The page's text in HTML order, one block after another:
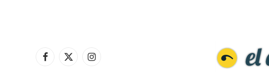
Facebook
X
Instagram